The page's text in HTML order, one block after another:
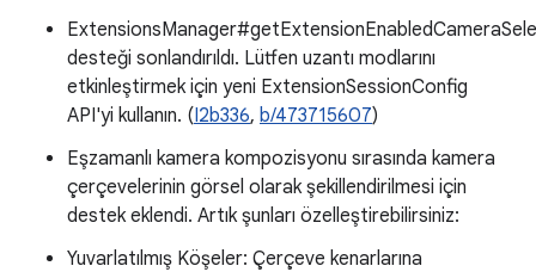
desteği sonlandırıldı. Lütfen uzantı modlarını
etkinleştirmek için yeni ExtensionSessionConfig
API'yi kullanın. (I2b336, b/473715607)
Eşzamanlı kamera kompozisyonu sırasında kamera
çerçevelerinin görsel olarak şekillendirilmesi için
destek eklendi. Artık şunları özelleştirebilirsiniz:
Yuvarlatılmış Köşeler: Çerçeve kenarlarına